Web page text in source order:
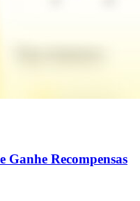
Ganhe Recompensas